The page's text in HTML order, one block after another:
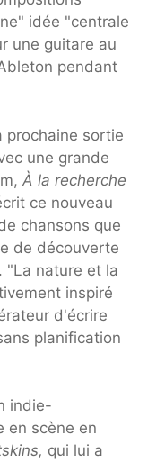
idée "centrale
une guitare au
pendant
prochaine sortie
une grande
À la recherche
ce nouveau
chansons que
de découverte
"La nature et la
inspiré
d'écrire
planification
indie-
en scène en
qui lui a